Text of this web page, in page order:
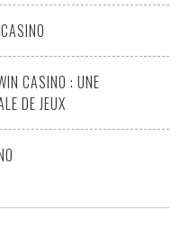
CASINO : UNE
DE JEUX